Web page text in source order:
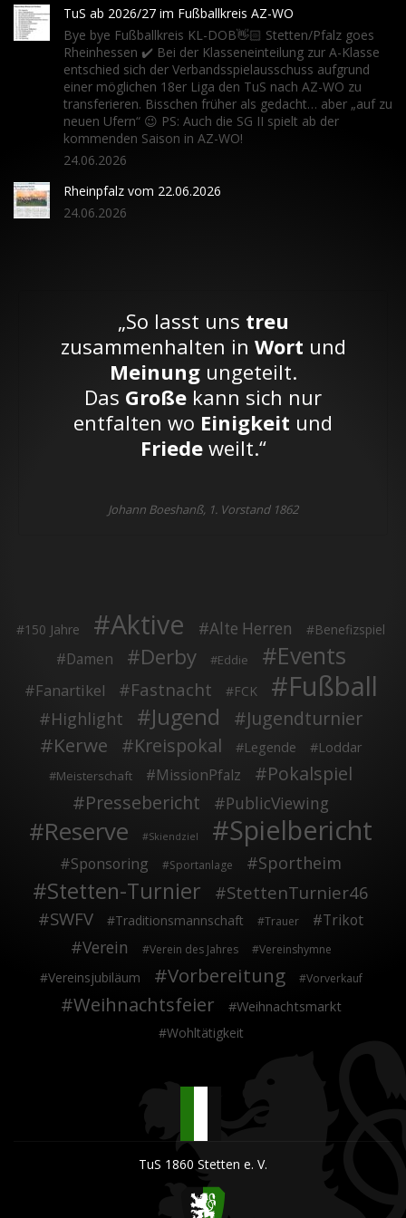
TuS ab 2026/27 im Fußballkreis AZ-WO
Bye bye Fußballkreis KL-DOB👋🏻 Stetten/Pfalz goes
Rheinhessen ✔️ Bei der Klasseneinteilung zur A-Klasse
entschied sich der Verbandsspielausschuss aufgrund
einer möglichen 18er Liga den TuS nach AZ-WO zu
transferieren. Bisschen früher als gedacht… aber „auf zu
neuen Ufern“ 😉 PS: Auch die SG II spielt ab der
kommenden Saison in AZ-WO!
24.06.2026
Rheinpfalz vom 22.06.2026
24.06.2026
„So lasst uns treu
zusammenhalten in Wort und
Meinungungeteilt.
Das Große kann sich nur
entfalten wo Einigkeit und
Friedeweilt.“
Johann Boeshanß, 1. Vorstand 1862
150 Jahre Aktive Alte Herren Benefizspiel
Damen Derby Eddie Events
Fanartikel Fastnacht FCK Fußball
Highlight Jugend Jugendturnier
Kerwe Kreispokal Legende Loddar
Meisterschaft MissionPfalz
Pokalspiel
Pressebericht
PublicViewing
Reserve Skiendziel Spielbericht
Sponsoring Sportanlage Sportheim
Stetten-Turnier
StettenTurnier46
SWFV
Traditionsmannschaft Trauer Trikot
Verein Verein des Jahres Vereinshymne
Vereinsjubiläum Vorbereitung Vorverkauf
Weihnachtsfeier Weihnachtsmarkt
Wohltätigkeit
TuS 1860 Stetten e. V.